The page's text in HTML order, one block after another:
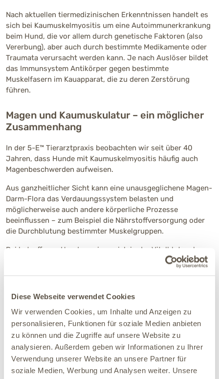
Diese Webseite verwendet Cookies
Wir verwenden Cookies, um Inhalte und Anzeigen zu
personalisieren, Funktionen für soziale Medien anbieten
zu können und die Zugriffe auf unsere Website zu
analysieren. Außerdem geben wir Informationen zu Ihrer
Verwendung unserer Website an unsere Partner für
soziale Medien, Werbung und Analysen weiter. Unsere
Nach aktuellen tiermedizinischen Erkenntnissen handelt es
sich bei Kaumuskelmyositis um eine Autoimmunerkrankung
beim Hund, die vor allem durch genetische Faktoren (also
Vererbung), aber auch durch bestimmte Medikamente oder
Traumata verursacht werden kann. Je nach Auslöser bildet
das Immunsystem Antikörper gegen bestimmte
Muskelfasern im Kauapparat, die zu deren Zerstörung
führen.
Magen und Kaumuskulatur – ein möglicher
Zusammenhang
In der 5-E™ Tierarztpraxis beobachten wir seit über 40
Jahren, dass Hunde mit Kaumuskelmyositis häufig auch
Magenbeschwerden aufweisen.
Aus ganzheitlicher Sicht kann eine unausgeglichene Magen-
Darm-Flora das Verdauungssystem belasten und
möglicherweise auch andere körperliche Prozesse
beeinflussen – zum Beispiel die Nährstoffversorgung oder
die Durchblutung bestimmter Muskelgruppen.
Bei betroffenen Hunden zeigen sich in der Vitalblutanalyse
unter dem Dunkelfeldmikroskop mitunter Hinweise auf
veränderte Blutbeschaffenheit oder Kreislaufdynamik, die im
könnten.
Daher kann es sinnvoll sein, im Rahmen einer ganzheitlichen
Diagnostik auch eineVitalblutanalyse in Betracht zu ziehen
– als ergänzende Orientierung zur Einschätzung des
körperlichen Gesamtzustands.